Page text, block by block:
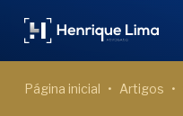
Página inicial Artigos